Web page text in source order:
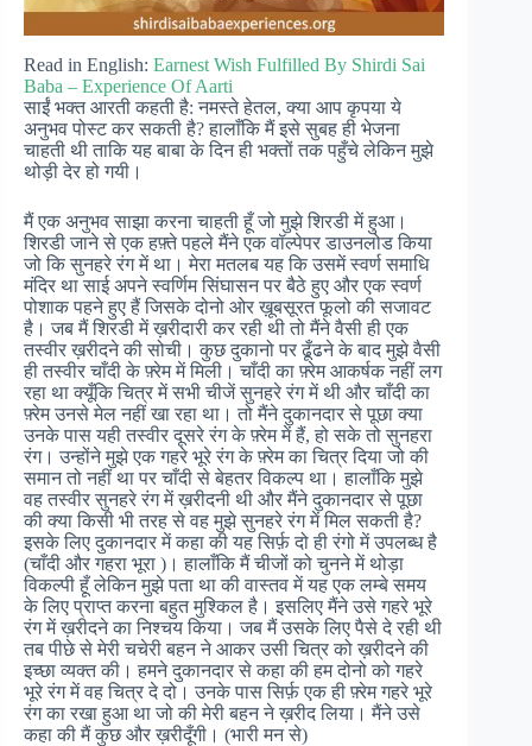
Read in English: Earnest Wish Fulfilled By Shirdi Sai
Baba – Experience Of Aarti
साईं भक्त आरती कहती है: नमस्ते हेतल, क्या आप कृपया ये
अनुभव पोस्ट कर सकती है? हालाँकि मैं इसे सुबह ही भेजना
चाहती थी ताकि यह बाबा के दिन ही भक्तों तक पहुँचे लेकिन मुझे
थोड़ी देर हो गयी।
मैं एक अनुभव साझा करना चाहती हूँ जो मुझे शिरडी में हुआ।
शिरडी जाने से एक हफ़्ते पहले मैंने एक वॉल्पेपर डाउनलोड किया
जो कि सुनहरे रंग में था। मेरा मतलब यह कि उसमें स्वर्ण समाधि
मंदिर था साई अपने स्वर्णिम सिंघासन पर बैठे हुए और एक स्वर्ण
पोशाक पहने हुए हैं जिसके दोनो ओर ख़ूबसूरत फूलो की सजावट
है। जब मैं शिरडी में ख़रीदारी कर रही थी तो मैंने वैसी ही एक
तस्वीर ख़रीदने की सोची। कुछ दुकानो पर ढूँढने के बाद मुझे वैसी
ही तस्वीर चाँदी के फ़्रेम में मिली। चाँदी का फ़्रेम आकर्षक नहीं लग
रहा था क्यूँकि चित्र में सभी चीजें सुनहरे रंग में थी और चाँदी का
फ़्रेम उनसे मेल नहीं खा रहा था। तो मैंने दुकानदार से पूछा क्या
उनके पास यही तस्वीर दूसरे रंग के फ़्रेम में हैं, हो सके तो सुनहरा
रंग। उन्होंने मुझे एक गहरे भूरे रंग के फ़्रेम का चित्र दिया जो की
समान तो नहीं था पर चाँदी से बेहतर विकल्प था। हालाँकि मुझे
वह तस्वीर सुनहरे रंग में ख़रीदनी थी और मैंने दुकानदार से पूछा
की क्या किसी भी तरह से वह मुझे सुनहरे रंग में मिल सकती है?
इसके लिए दुकानदार में कहा की यह सिर्फ़ दो ही रंगो में उपलब्ध है
(चाँदी और गहरा भूरा )। हालाँकि मैं चीजों को चुनने में थोड़ा
विकल्पी हूँ लेकिन मुझे पता था की वास्तव में यह एक लम्बे समय
के लिए प्राप्त करना बहुत मुश्किल है। इसलिए मैंने उसे गहरे भूरे
रंग में ख़रीदने का निश्चय किया। जब मैं उसके लिए पैसे दे रही थी
तब पीछे से मेरी चचेरी बहन ने आकर उसी चित्र को ख़रीदने की
इच्छा व्यक्त की। हमने दुकानदार से कहा की हम दोनो को गहरे
भूरे रंग में वह चित्र दे दो। उनके पास सिर्फ़ एक ही फ़्रेम गहरे भूरे
रंग का रखा हुआ था जो की मेरी बहन ने ख़रीद लिया। मैंने उसे
कहा की मैं कुछ और ख़रीदूँगी। (भारी मन से)